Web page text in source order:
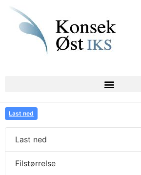
Last ned
Last ned
Filstørrelse